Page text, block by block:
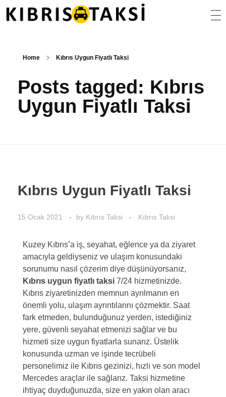
Home Kıbrıs Uygun Fiyatlı Taksi
Posts tagged: Kıbrıs
Uygun Fiyatlı Taksi
Kıbrıs Uygun Fiyatlı Taksi
15 Ocak 2021 by Kıbrıs Taksi Kıbrıs Taksi
Kuzey Kıbrıs’a iş, seyahat, eğlence ya da ziyaret
amacıyla geldiyseniz ve ulaşım konusundaki
sorunumu nasıl çözerim diye düşünüyorsanız,
Kıbrıs uygun fiyatlı taksi 7/24 hizmetinizde.
Kıbrıs ziyaretinizden memnun ayrılmanın en
önemli yolu, ulaşım ayrıntılarını çözmektir. Saat
fark etmeden, bulunduğunuz yerden, istediğiniz
yere, güvenli seyahat etmenizi sağlar ve bu
hizmeti size uygun fiyatlarla sunarız. Üstelik
konusunda uzman ve işinde tecrübeli
personelimiz ile Kıbrıs gezinizi, hızlı ve son model
Mercedes araçlar ile sağlarız. Taksi hizmetine
ihtiyaç duyduğunuzda, size en yakın olan aracı